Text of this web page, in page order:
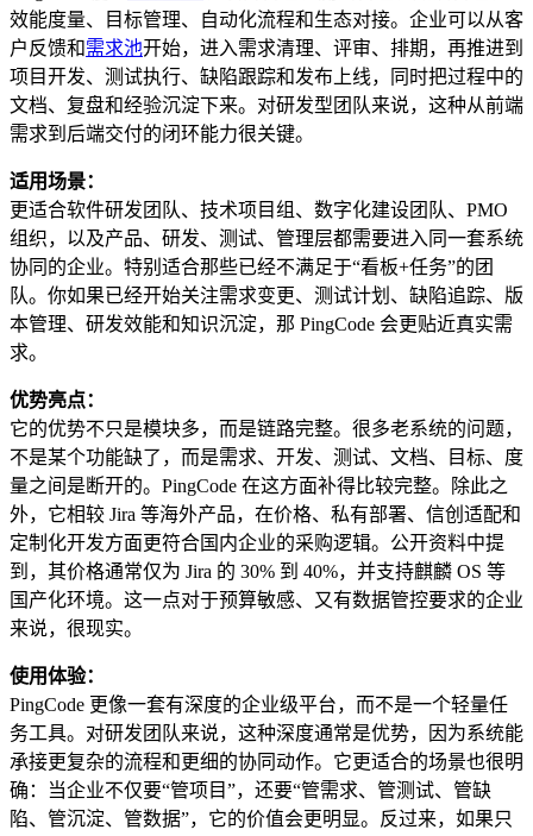
效能度量、目标管理、自动化流程和生态对接。企业可以从客
户反馈和需求池开始，进入需求清理、评审、排期，再推进到
项目开发、测试执行、缺陷跟踪和发布上线，同时把过程中的
文档、复盘和经验沉淀下来。对研发型团队来说，这种从前端
需求到后端交付的闭环能力很关键。
适用场景：
更适合软件研发团队、技术项目组、数字化建设团队、PMO
组织，以及产品、研发、测试、管理层都需要进入同一套系统
协同的企业。特别适合那些已经不满足于“看板+任务”的团
队。你如果已经开始关注需求变更、测试计划、缺陷追踪、版
本管理、研发效能和知识沉淀，那 PingCode 会更贴近真实需
求。
优势亮点：
它的优势不只是模块多，而是链路完整。很多老系统的问题，
不是某个功能缺了，而是需求、开发、测试、文档、目标、度
量之间是断开的。PingCode 在这方面补得比较完整。除此之
外，它相较 Jira 等海外产品，在价格、私有部署、信创适配和
定制化开发方面更符合国内企业的采购逻辑。公开资料中提
到，其价格通常仅为 Jira 的 30% 到 40%，并支持麒麟 OS 等
国产化环境。这一点对于预算敏感、又有数据管控要求的企业
来说，很现实。
使用体验：
PingCode 更像一套有深度的企业级平台，而不是一个轻量任
务工具。对研发团队来说，这种深度通常是优势，因为系统能
承接更复杂的流程和更细的协同动作。它更适合的场景也很明
确：当企业不仅要“管项目”，还要“管需求、管测试、管缺
陷、管沉淀、管数据”，它的价值会更明显。反过来，如果只